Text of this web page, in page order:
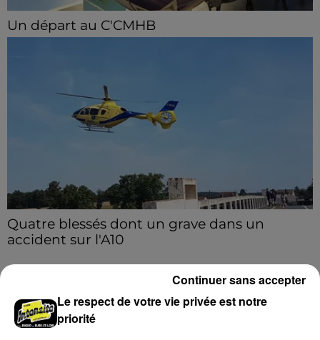
Un départ au C'CMHB
Le club chartrain a officialisé, vendredi 7 août, le
Quatre blessés dont un grave dans un
accident sur l'A10
hauteur de Sainville en direction d'Orléans.
A LA UNE
Le respect de votre vie privée est notre
priorité
Continuer sans accepter